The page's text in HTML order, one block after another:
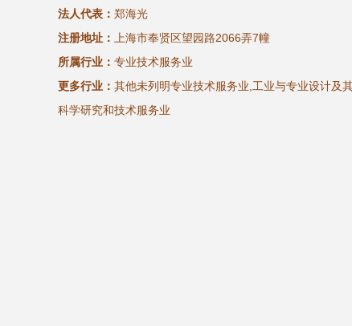
法人代表： 郑海光
注册地址：
上海市奉贤区望园路2066弄7幢
所属行业： 专业技术服务业
更多行业： 其他未列明专业技术服务业,工业与专业设计及
科学研究和技术服务业